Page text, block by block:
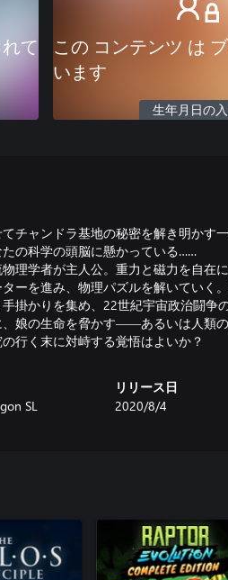
て
この コンテンツ は
います
生年月日の
チャンドラ基地の秘密を解き明かす
の科学の頭脳に懸かっている……
理学者が主人公。重力と磁力を自在
ーを進み、物理パズルを解いていく
掛かりを集め、22世紀宇宙政治闘争
娘の生命を脅かす――あるいは人類
行く末に対峙する覚悟はよいか？
SL
リリース日
2020/8/4